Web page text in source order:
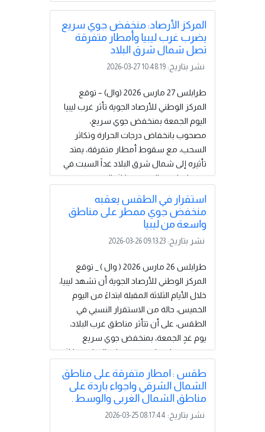
ستظل مرتفعة في أقصى الجنوب مصحوبة
برياح نشطة. وأوضح المركز في نشرت
اليومية مناطق رأس إجدير حتى سرت -
سهل الجفارة - جبل نفوسة:حالة السماء:
مطرية متفرقة. الرياح: شمالية غربية
معتدلة إلى... إقرأ المزيد
المركز الأرصاد: منخفض جوي سريع
يضرب غرب ليبيا وأمطار متفرقة
تصل شمال شرق البلاد
نشر بتاريخ: 2026-03-27 10:48:19
طرابلس 27 مارس 2026 (وال) – توقع
المركز الوطني للأرصاد الجوية تأثر غرب ليبيا
اليوم الجمعة بمنخفض جوي سريع،
مصحوب بانخفاض درجات الحرارة وتكاثر
السحب، مع سقوط أمطار متفرقة، يمتد
تأثيره إلى شمال شرق البلاد غداً السبت.في
غرب ليبيا، من المتوقع تكاثر السحب مع
احتمال خلايا رعدية قد تؤدي إلى تجمع المياه
في المناطق المنخفضة، وتشمل المناطق
من رأس إجدير حتى سرت، سهل الجفارة،
وجبل نفوسة. الرياح شمالية غربية معتدلة
إلى نشطة، ودرجات الحرارة القصوى بين 12
و18 م°.أما في شمال شرق البلاد، فستتكاثر
السحب مع فرصة أمطار...
إقرأ المزيد
استقرار في الطقس يعقبه
منخفض جوي ممطر على مناطق
واسعة من ليبيا
نشر بتاريخ: 2026-03-26 09:13:23
طرابلس 26 مارس 2026 ( وال ) _ توقع
المركز الوطني للأرصاد الجوية أن تشهد ليبيا،
خلال الأيام الثلاثة المقبلة ابتداءً من اليوم
الخميس، حالة من الاستقرار النسبي في
الطقس، على أن تتأثر مناطق غرب البلاد،
يوم غدٍ الجمعة، بمنخفض جوي سريع
مصحوب بانخفاض في درجات الحرارة وتكاثر
تأثيرها إلى مناطق الشمال الشرقي يوم
السبت.وفي مناطق رأس إجدير إلى سرت،
مرورًا بسهل الجفارة وجبل نفوسة، تكون
السماء صافية إلى قليلة السحب، تتكاثر
طقس : امطار متفرقة على مناطق
الشمال الشرقي واجواء باردة على
مناطق الشمال الغربى والوسط .
نشر بتاريخ: 2026-03-25 08:17:44